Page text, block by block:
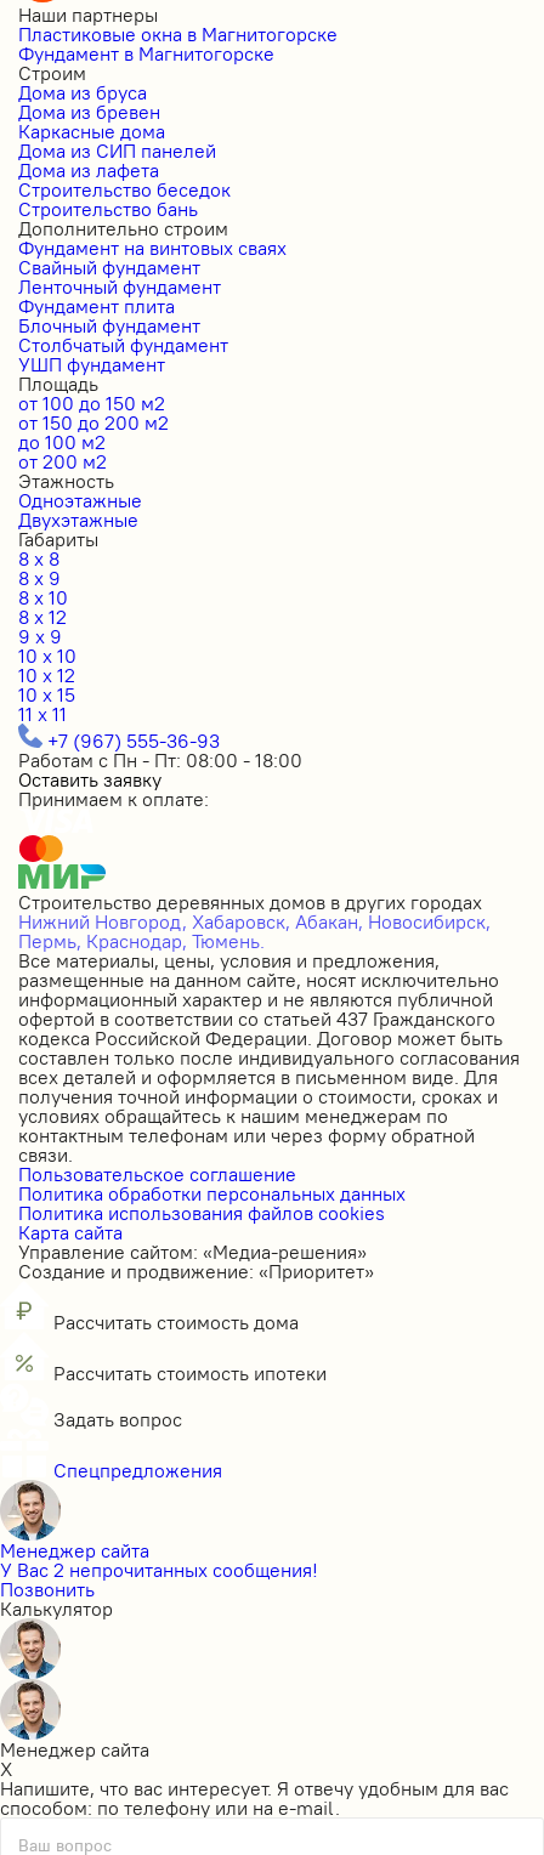
Наши партнеры
Пластиковые окна в Магнитогорске
Фундамент в Магнитогорске
Строим
Дома из бруса
Дома из бревен
Каркасные дома
Дома из СИП панелей
Дома из лафета
Строительство беседок
Строительство бань
Дополнительно строим
Фундамент на винтовых сваях
Свайный фундамент
Ленточный фундамент
Фундамент плита
Блочный фундамент
Столбчатый фундамент
УШП фундамент
Площадь
от 100 до 150 м2
от 150 до 200 м2
до 100 м2
от 200 м2
Этажность
Одноэтажные
Двухэтажные
Габариты
8 x 8
8 x 9
8 x 10
8 x 12
9 x 9
10 x 10
10 x 12
10 x 15
11 x 11
+7 (967) 555-36-93
Работам с Пн - Пт: 08:00 - 18:00
Оставить заявку
Принимаем к оплате:
Строительство деревянных домов в других городах
Нижний Новгород, Хабаровск, Абакан, Новосибирск,
Пермь, Краснодар, Тюмень.
Все материалы, цены, условия и предложения,
размещенные на данном сайте, носят исключительно
информационный характер и не являются публичной
офертой в соответствии со статьей 437 Гражданского
кодекса Российской Федерации. Договор может быть
составлен только после индивидуального согласования
всех деталей и оформляется в письменном виде. Для
получения точной информации о стоимости, сроках и
условиях обращайтесь к нашим менеджерам по
контактным телефонам или через форму обратной
связи.
Пользовательское соглашение
Политика обработки персональных данных
Политика использования файлов cookies
Карта сайта
Управление сайтом: «Медиа-решения»
Создание и продвижение: «Приоритет»
Рассчитать стоимость дома
Рассчитать стоимость ипотеки
Задать вопрос
Спецпредложения
Менеджер сайта
У Вас 2 непрочитанных сообщения!
Позвонить
Калькулятор
Менеджер сайта
X
Напишите, что вас интересует. Я отвечу удобным для вас
способом: по телефону или на e-mail.
Ваш вопрос